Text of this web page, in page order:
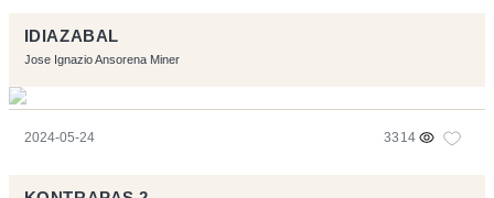
IDIAZABAL
Jose Ignazio Ansorena Miner
2024-05-24 3314